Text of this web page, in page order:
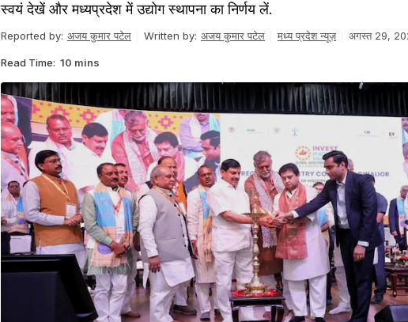
स्वयं देखें और मध्यप्रदेश में उद्योग स्थापना का निर्णय लें.
Reported by: अजय कुमार पटेल Written by: अजय कुमार पटेल मध्य प्रदेश न्यूज़ अगस्त 29,
Read Time: 10 mins